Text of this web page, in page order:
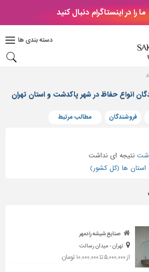
ما را در اینستاگرام دنبال کنید
دسته بندی ها
انواع حفاظ در شهر پاکدشت و استان تهران
فروشندگان مطالب مرتبط
نتیجه ای نداشت
استان ها (کل کشور)
صنایع شیشه رادمهر
تهران - میدان رسالت
از ۵,۰۰۰,۰۰۰ تا ۱۰,۰۰۰,۰۰۰ تومان